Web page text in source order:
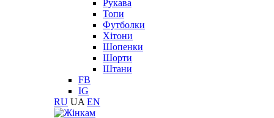
Рукава
Топи
Футболки
Хітони
Шопенки
Шорти
Штани
FB
IG
RU UA EN